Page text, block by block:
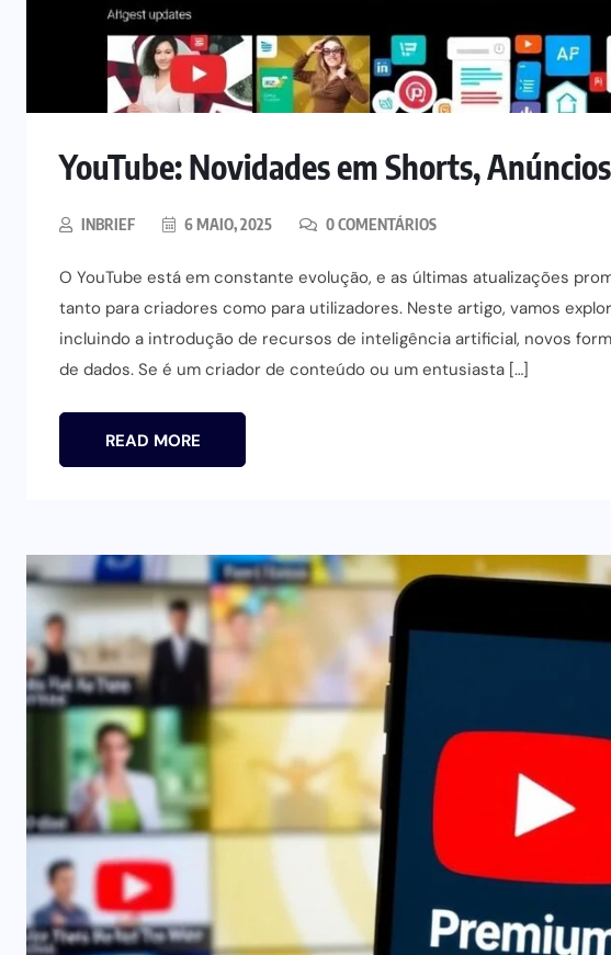
YouTube: Novidades em Shorts,
INBRIEF 6 MAIO, 2025 0 COMENTÁRIOS
O YouTube está em constante evolução, e as últimas atualizações
tanto para criadores como para utilizadores. Neste artigo, vamos
incluindo a introdução de recursos de inteligência artificial, novos
de dados. Se é um criador de conteúdo ou um entusiasta […]
READ MORE